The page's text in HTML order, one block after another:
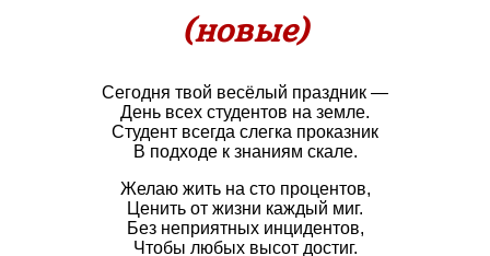
(новые)
Сегодня твой весёлый праздник —
День всех студентов на земле.
Студент всегда слегка проказник
В подходе к знаниям скале.
Желаю жить на сто процентов,
Ценить от жизни каждый миг.
Без неприятных инцидентов,
Чтобы любых высот достиг.